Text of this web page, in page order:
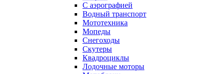
С аэрографией
Водный транспорт
Мототехника
Мопеды
Снегоходы
Скутеры
Квадроциклы
Лодочные моторы